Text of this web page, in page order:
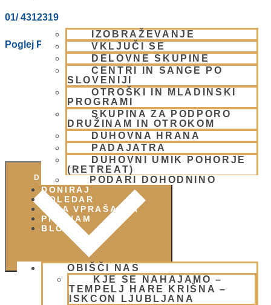
IZOBRAŽEVANJE
VKLJUČI SE
DELOVNE SKUPINE
CENTRI IN SANGE PO
SLOVENIJI
OTROŠKI IN MLADINSKI
PROGRAMI
SKUPINA ZA PODPORO
DRUŽINAM IN OTROKOM
DUHOVNA HRANA
PADAJATRA
DUHOVNI UMIK POHORJE
(RETREAT)
PODARI DOHODNINO
DONIRAJ
KOLEDAR
VAŠA VPRAŠANJA
PIŠI NAM
BLOG
OBIŠČI NAS
KJE SE NAHAJAMO –
TEMPELJ HARE KRIŠNA –
ISKCON LJUBLJANA
01/ 4312319
Poglej Prizorišče spletno stran
DODAJ V KOLEDAR